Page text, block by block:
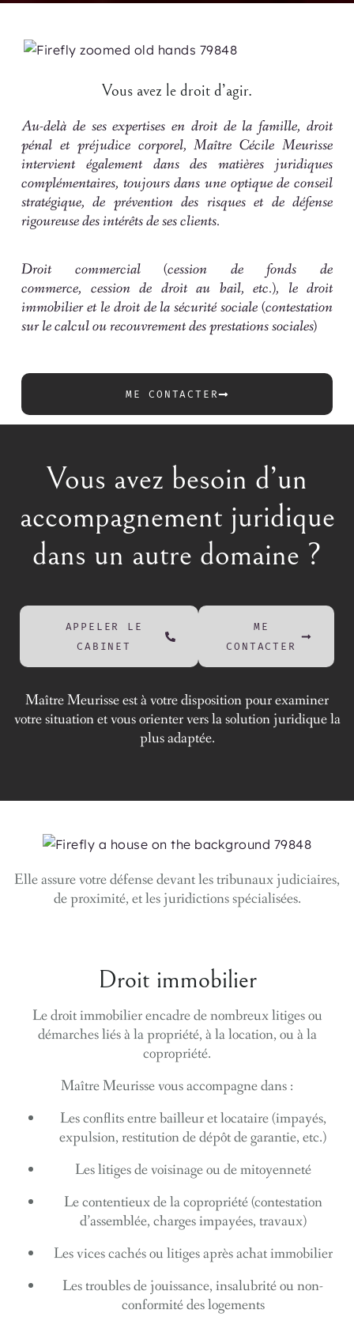
Vous avez le droit d’agir.
Au-delà de ses expertises en droit de la famille, droit
pénal et préjudice corporel,Maître Cécile Meurisse
intervient également dans des matières juridiques
complémentaires, toujours dans une optique de conseil
stratégique, de prévention des risques et de défense
rigoureuse des intérêts de ses clients.
Droit commercial(cession de fonds de
commerce, cession de droit au bail, etc.), le droit
immobilieret ledroit de la sécurité sociale(contestation
sur le calcul ou recouvrement des prestations sociales)
ME CONTACTER
Vous avez besoin d’un
accompagnement juridique
dans un autre domaine ?
APPELER LE
CABINET
ME
CONTACTER
Maître Meurisseest à votre disposition pour examiner
votre situation et vous orienter vers la solution juridique la
plus adaptée.
Elle assure votre défense devant lestribunaux judiciaires,
de proximité, etles juridictions spécialisées.
Droit immobilier
Le droit immobilier encadre de nombreux litiges ou
démarches liés à la propriété, à la location, ou à la
copropriété.
Maître Meurisse vous accompagne dans :
Lesconflits entre bailleur et locataire(impayés,
expulsion, restitution de dépôt de garantie, etc.)
Leslitiges de voisinage ou de mitoyenneté
Lecontentieux de la copropriété(contestation
d’assemblée, charges impayées, travaux)
Lesvices cachésou litiges après achat immobilier
Lestroubles de jouissance, insalubrité ou non-
conformité des logements